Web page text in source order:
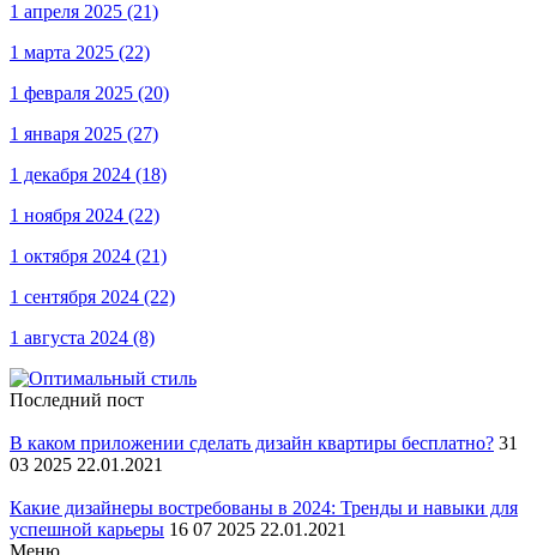
1 апреля 2025 (21)
1 марта 2025 (22)
1 февраля 2025 (20)
1 января 2025 (27)
1 декабря 2024 (18)
1 ноября 2024 (22)
1 октября 2024 (21)
1 сентября 2024 (22)
1 августа 2024 (8)
Последний пост
В каком приложении сделать дизайн квартиры бесплатно? 31
03 2025 22.01.2021
Какие дизайнеры востребованы в 2024: Тренды и навыки для
успешной карьеры 16 07 2025 22.01.2021